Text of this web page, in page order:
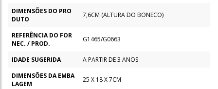
DIMENSÕES DO PRO
DUTO
7,6CM (ALTURA DO BONECO)
REFERÊNCIA DO FOR
NEC. / PROD.
G1465/G0663
IDADE SUGERIDA
A PARTIR DE 3 ANOS
DIMENSÕES DA EMBA
LAGEM
25 X 18 X 7CM